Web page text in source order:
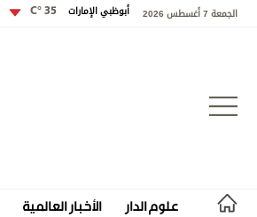
الجمعة 7 أغسطس 2026 أبوظبي الإمارات 35 °C
علوم الدار الأخبار العالمية